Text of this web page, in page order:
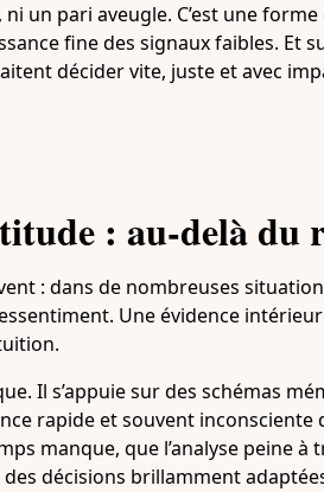
un pari aveugle. C’est une
fine des signaux faibles. Et
décider vite, juste et avec
: au-delà du
: dans de nombreuses
Une évidence
Il s’appuie sur des schémas
rapide et souvent inconsciente
manque, que l’analyse peine à
décisions brillamment